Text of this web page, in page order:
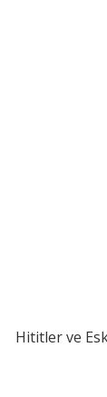
Hititler ve